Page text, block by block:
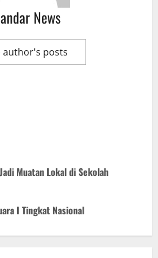
News
author's posts
Muatan Lokal di Sekolah
I Tingkat Nasional